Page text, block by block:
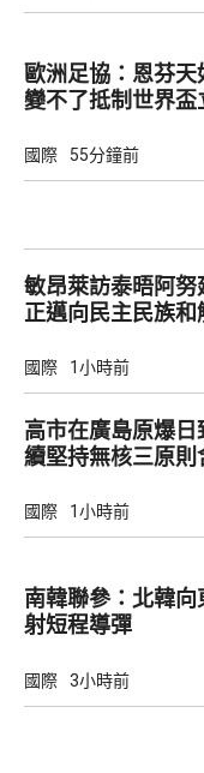
歐洲足協：恩芬天
變不了抵制世界盃
國際 55分鐘前
敏昂萊訪泰晤阿
正邁向民主民族和
國際 1小時前
高市在廣島原爆
續堅持無核三原則
國際 1小時前
南韓聯參：北韓向
射短程導彈
國際 3小時前